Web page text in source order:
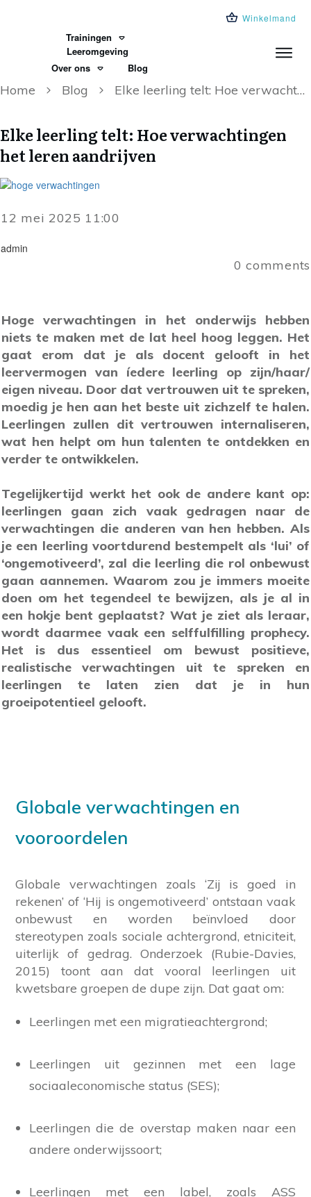
Winkelmand
Trainingen
Leeromgeving
Over ons
Blog
Home Blog Elke leerling telt: Hoe verwachtingen het leren aandrijven
Elke leerling telt: Hoe verwachtingen
het leren aandrijven
12 mei 2025 11:00
admin
0 comments
Hoge verwachtingen in het onderwijs hebben
niets te maken met de lat heel hoog leggen. Het
gaat erom dat je als docent gelooft in het
leervermogen van íedere leerling op zijn/haar/
eigen niveau. Door dat vertrouwen uit te spreken,
moedig je hen aan het beste uit zichzelf te halen.
Leerlingen zullen dit vertrouwen internaliseren,
wat hen helpt om hun talenten te ontdekken en
verder te ontwikkelen.
Tegelijkertijd werkt het ook de andere kant op:
leerlingen gaan zich vaak gedragen naar de
verwachtingen die anderen van hen hebben. Als
je een leerling voortdurend bestempelt als ‘lui’ of
‘ongemotiveerd’, zal die leerling die rol onbewust
gaan aannemen. Waarom zou je immers moeite
doen om het tegendeel te bewijzen, als je al in
een hokje bent geplaatst? Wat je ziet als leraar,
wordt daarmee vaak een selffulfilling prophecy.
Het is dus essentieel om bewust positieve,
realistische verwachtingen uit te spreken en
leerlingen te laten zien dat je in hun
groeipotentieel gelooft.
Globale verwachtingen en
vooroordelen
Globale verwachtingen zoals ‘Zij is goed in
rekenen’ of ‘Hij is ongemotiveerd’ ontstaan vaak
onbewust en worden beïnvloed door
stereotypen zoals sociale achtergrond, etniciteit,
uiterlijk of gedrag. Onderzoek (Rubie-Davies,
2015) toont aan dat vooral leerlingen uit
kwetsbare groepen de dupe zijn. Dat gaat om:
Leerlingen met een migratieachtergrond;
Leerlingen uit gezinnen met een lage
sociaaleconomische status (SES);
Leerlingen die de overstap maken naar een
andere onderwijssoort;
Leerlingen met een label, zoals ASS